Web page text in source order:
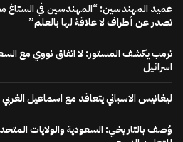
عميد المهندسين: “المهندسين في الستاغ
تصدر عن أطراف لا علاقة لها بالعلم”
ترمب يكشف المستور: لا اتفاق نووي مع
اسرائيل
ليغانيس الاسباني يتعاقد مع اسماعيل الغربي
وُصف بالتاريخي: السعودية والولايات